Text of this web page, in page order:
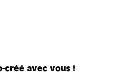
créé avec vous !